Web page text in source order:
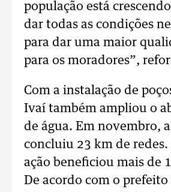
população está
dar todas as condições
para dar uma maior
para os moradores”,
Com a instalação de
Ivaí também ampliou o
de água. Em novembro,
concluiu 23 km de redes.
ação beneficiou mais de
De acordo com o prefeito